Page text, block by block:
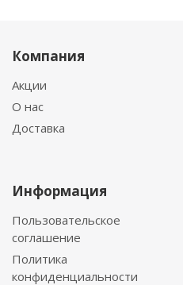
Компания
Акции
О нас
Доставка
Информация
Пользовательское
соглашение
Политика
конфиденциальности